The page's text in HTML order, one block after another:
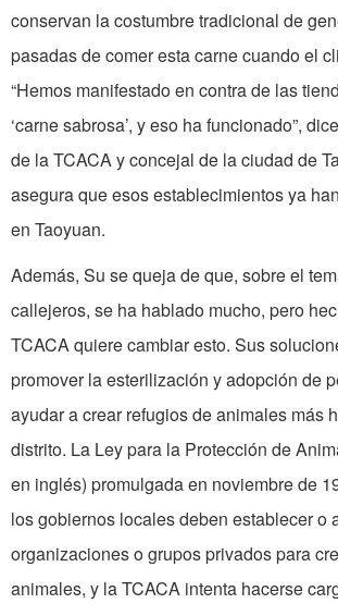
conservan la costumbre tradicional de
pasadas de comer esta carne cuando el
“Hemos manifestado en contra de las
‘carne sabrosa’, y eso ha funcionado”,
de la TCACA y concejal de la ciudad de
asegura que esos establecimientos ya
en Taoyuan.
Además, Su se queja de que, sobre el
callejeros, se ha hablado mucho, pero
TCACA quiere cambiar esto. Sus
promover la esterilización y adopción de
ayudar a crear refugios de animales más
distrito. La Ley para la Protección de
en inglés) promulgada en noviembre de
los gobiernos locales deben establecer o
organizaciones o grupos privados para
animales, y la TCACA intenta hacerse